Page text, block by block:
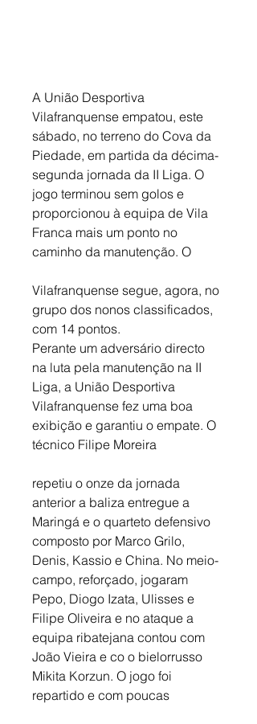
A União Desportiva
Vilafranquense empatou, este
sábado, no terreno do Cova da
Piedade, em partida da décima-
segunda jornada da II Liga. O
jogo terminou sem golos e
proporcionou à equipa de Vila
Franca mais um ponto no
caminho da manutenção. O
Vilafranquense segue, agora, no
grupo dos nonos classificados,
com 14 pontos.
Perante um adversário directo
na luta pela manutenção na II
Liga, a União Desportiva
Vilafranquense fez uma boa
exibição e garantiu o empate. O
técnico Filipe Moreira
repetiu o onze da jornada
anterior a baliza entregue a
Maringá e o quarteto defensivo
composto por Marco Grilo,
Denis, Kassio e China. No meio-
campo, reforçado, jogaram
Pepo, Diogo Izata, Ulisses e
Filipe Oliveira e no ataque a
equipa ribatejana contou com
João Vieira e co o bielorrusso
Mikita Korzun. O jogo foi
repartido e com poucas